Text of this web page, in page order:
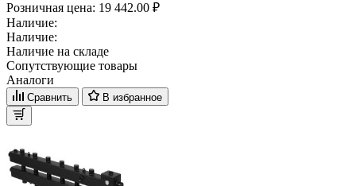
Розничная цена: 19 442.00 ₽
Наличие:
Наличие:
Наличие на складе
Сопутствующие товары
Аналоги
Сравнить В избранное